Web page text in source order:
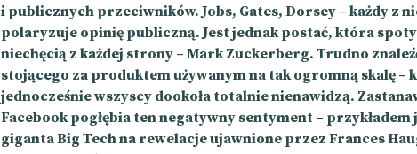
i publicznych przeciwników. Jobs, Gates, Dorsey – każdy z
polaryzuje opinię publiczną. Jest jednak postać, która
niechęcią z każdej strony – Mark Zuckerberg. Trudno
stojącego za produktem używanym na tak ogromną skalę –
jednocześnie wszyscy dookoła totalnie nienawidzą.
Facebook pogłębia ten negatywny sentyment –
giganta Big Tech na rewelacje ujawnione przez Frances